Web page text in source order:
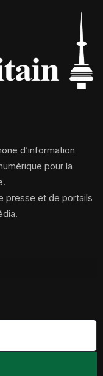
d’information
pour la
presse et de portails